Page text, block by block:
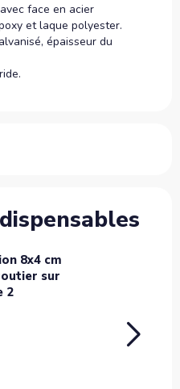
avec face en acier
et laque polyester.
épaisseur du
8x4 cm
sur
2